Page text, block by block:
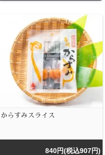
からすみスライス
840円(税込907円)